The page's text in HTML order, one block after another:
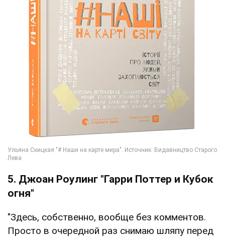
5. Джоан Роулинг "Гарри Поттер и Кубок
огня"
"Здесь, собственно, вообще без комментов.
Просто в очередной раз снимаю шляпу перед